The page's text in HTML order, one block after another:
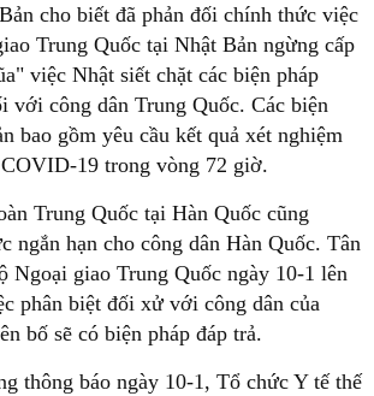
cho biết đã phản đối chính thức việc
Trung Quốc tại Nhật Bản ngừng cấp
việc Nhật siết chặt các biện pháp
với công dân Trung Quốc. Các biện
bao gồm yêu cầu kết quả xét nghiệm
19 trong vòng 72 giờ.
Trung Quốc tại Hàn Quốc cũng
ngắn hạn cho công dân Hàn Quốc. Tân
Ngoại giao Trung Quốc ngày 10-1 lên
phân biệt đối xử với công dân của
bố sẽ có biện pháp đáp trả.
thông báo ngày 10-1, Tổ chức Y tế thế